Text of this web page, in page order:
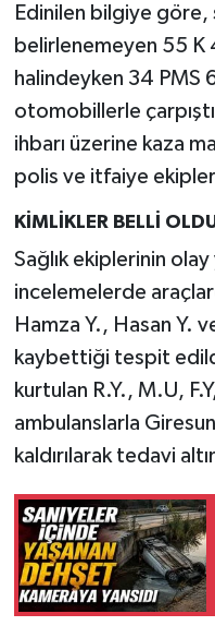
Edinilen bilgiye göre,
belirlenemeyen 55 K
halindeyken 34 PMS
otomobillerle
ihbarı üzerine kaza
polis ve itfaiye
KİMLİKLER BELLİ
Sağlık ekiplerinin
incelemelerde
Hamza Y., Hasan Y.
kaybettiği tespit
kurtulan R.Y., M.U,
ambulanslarla
kaldırılarak tedavi